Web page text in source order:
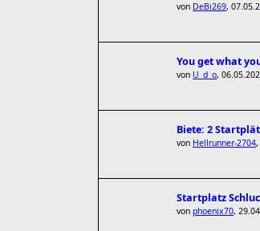
von DeBi269,
You get what
von U_d_o,
Biete: 2
von Hellrunner-2704,
Startplatz
von phoenix70,